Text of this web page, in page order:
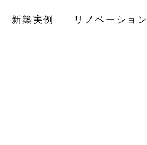
新築実例 リノベーション